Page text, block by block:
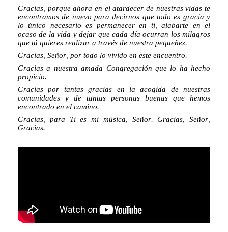
Gracias, porque ahora en el atardecer de nuestras vidas te
encontramos de nuevo para decirnos que todo es gracia y
lo único necesario es permanecer en ti, alabarte en el
ocaso de la vida y dejar que cada día ocurran los milagros
que tú quieres realizar a través de nuestra pequeñez.
Gracias, Señor, por todo lo vivido en este encuentro.
Gracias a nuestra amada Congregación que lo ha hecho
propicio.
Gracias por tantas gracias en la acogida de nuestras
comunidades y de tantas personas buenas que hemos
encontrado en el camino.
Gracias, para Ti es mi música, Señor. Gracias, Señor,
Gracias.